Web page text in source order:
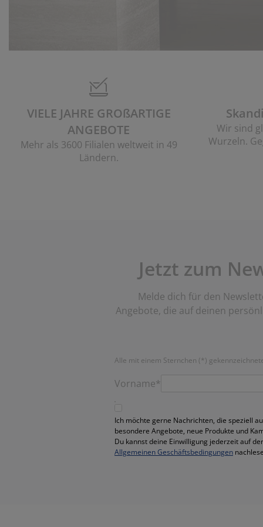
VIELE JAHRE GROßARTIGE
ANGEBOTE
Mehr als 3600 Filialen weltweit in 49
Ländern.
Wir sind
Wurzeln.
Jetzt zum
Melde dich für den
Angebote, die auf deinen
Alle mit einem Sternchen (*)
Vorname*
Ich möchte gerne Nachrichten, die speziell
besondere Angebote, neue Produkte und
Du kannst deine Einwilligung jederzeit auf der
Allgemeinen Geschäftsbedingungen